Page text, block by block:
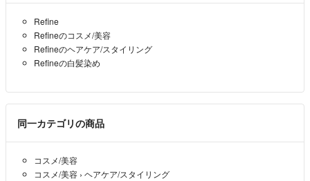
Refine
Refineのコスメ/美容
Refineのヘアケア/スタイリング
Refineの白髪染め
同一カテゴリの商品
コスメ/美容
コスメ/美容 › ヘアケア/スタイリング